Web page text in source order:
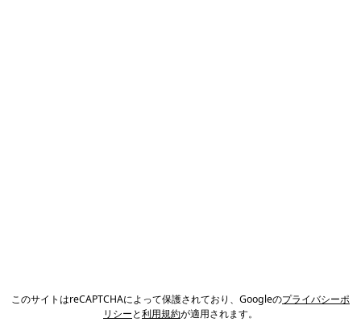
このサイトはreCAPTCHAによって保護されており、Googleのプライバシーポ
リシーと利用規約が適用されます。